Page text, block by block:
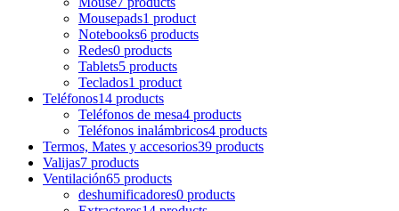
Mousepads1 product
Notebooks6 products
Redes0 products
Tablets5 products
Teclados1 product
Teléfonos14 products
Teléfonos de mesa4 products
Teléfonos inalámbricos4 products
Termos, Mates y accesorios39 products
Valijas7 products
Ventilación65 products
deshumificadores0 products